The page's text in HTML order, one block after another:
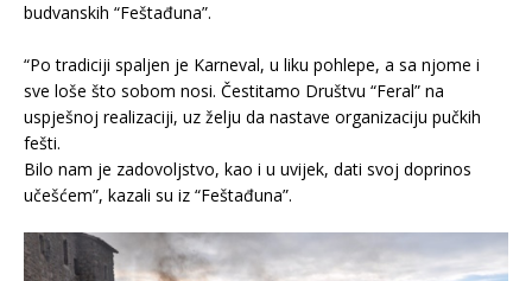
budvanskih “Feštađuna”.
“Po tradiciji spaljen je Karneval, u liku pohlepe, a sa njome i
sve loše što sobom nosi. Čestitamo Društvu “Feral” na
uspješnoj realizaciji, uz želju da nastave organizaciju pučkih
fešti.
Bilo nam je zadovoljstvo, kao i u uvijek, dati svoj doprinos
učešćem”, kazali su iz “Feštađuna”.